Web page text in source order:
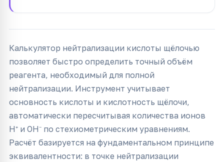
Калькулятор нейтрализации кислоты щёлочью
позволяет быстро определить точный объём
реагента, необходимый для полной
нейтрализации. Инструмент учитывает
основность кислоты и кислотность щёлочи,
автоматически пересчитывая количества ионов
H⁺ и OH⁻ по стехиометрическим уравнениям.
Расчёт базируется на фундаментальном принципе
эквивалентности: в точке нейтрализации